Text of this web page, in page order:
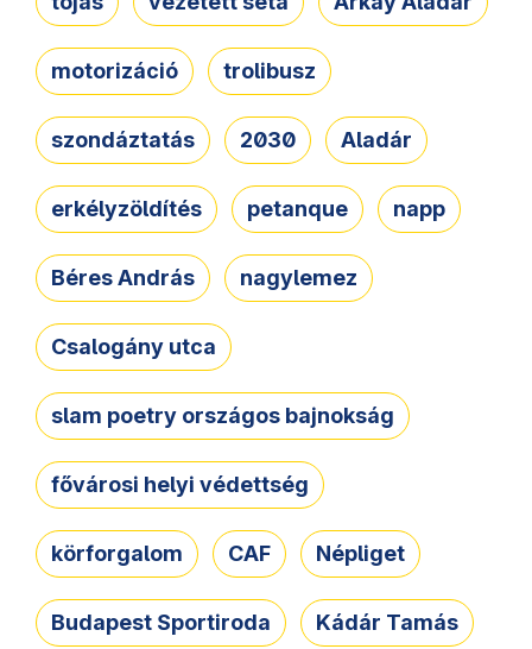
motorizáció trolibusz
szondáztatás 2030 Aladár
erkélyzöldítés petanque napp
Béres András nagylemez
Csalogány utca
slam poetry országos bajnokság
fővárosi helyi védettség
körforgalom CAF Népliget
Budapest Sportiroda Kádár Tamás